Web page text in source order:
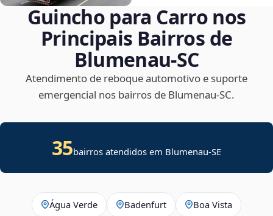
Guincho para Carro nos
Principais Bairros de
Blumenau‑SC
Atendimento de reboque automotivo e suporte
emergencial nos bairros de Blumenau‑SC.
35bairros atendidos em Blumenau-SE
Água Verde Badenfurt Boa Vista